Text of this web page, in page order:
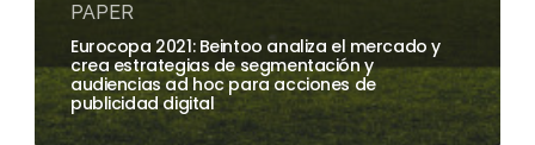
PAPER
Eurocopa 2021: Beintoo analiza el mercado y
crea estrategias de segmentación y
audiencias ad hoc para acciones de
publicidad digital